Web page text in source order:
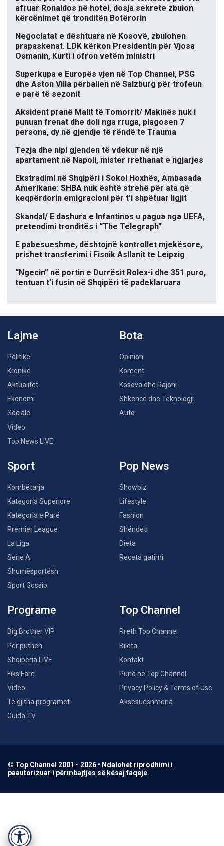
afruar Ronaldos në hotel, dosja sekrete zbulon
kërcënimet që tronditën Botërorin
Negociatat e dështuara në Kosovë, zbulohen
prapaskenat. LDK kërkon Presidentin për Vjosa
Osmanin, Kurti i ofron vetëm ministri
Superkupa e Europës vjen në Top Channel, PSG
dhe Aston Villa përballen në Salzburg për trofeun
e parë të sezonit
Aksident pranë Malit të Tomorrit/ Makinës nuk i
punuan frenat dhe doli nga rruga, plagosen 7
persona, dy në gjendje të rëndë te Trauma
Tezja dhe nipi gjenden të vdekur në një
apartament në Napoli, mister rrethanat e ngjarjes
Ekstradimi në Shqipëri i Sokol Hoxhës, Ambasada
Amerikane: SHBA nuk është strehë për ata që
keqpërdorin emigracioni për t’i shpëtuar ligjit
Skandal/ E dashura e Infantinos u pagua nga UEFA,
pretendimi tronditës i “The Telegraph”
E pabesueshme, dështojnë kontrollet mjekësore,
prishet transferimi i Fisnik Asllanit te Leipzig
“Ngecin” në portin e Durrësit Rolex-i dhe 351 puro,
tentuan t’i fusin në Shqipëri të padeklaruara
Lajme
Politikë
Kronikë
Aktualitet
Ekonomi
Sociale
Video
Top News LIVE
Bota
Opinion
Koment
Kosova dhe Rajoni
Shkencë dhe Teknologji
Auto
Sport
Kombëtarja
Kategoria Superiore
Kategoria e Parë
Premier League
La Liga
Serie A
Shumësportësh
Sport Gossip
Pop News
Showbiz
Lifestyle
Fashion
Shëndeti
Dieta
Receta gatimi
Programe
Big Brother VIP
Për’puthen
Shqipëria LIVE
Fiks Fare
Video
Të gjitha programet
Guida TV
Top Channel
Rreth Top Channel
Bileta
Kontakt
Puno në Top Channel
Privacy Policy & Terms of Use
Aksesueshmëria
© Top Channel 2001 - 2026 • Ndalohet riprodhimi i
paautorizuar i përmbajtjes së kësaj faqeje.